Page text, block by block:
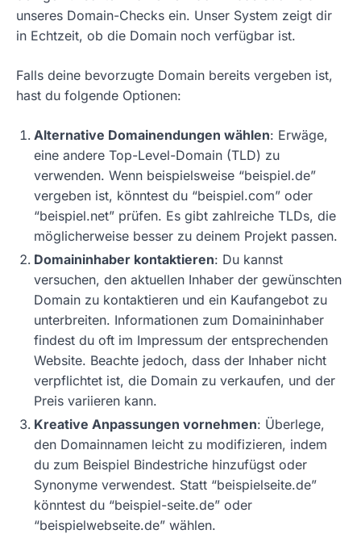
unseres Domain-Checks ein. Unser System zeigt dir
in Echtzeit, ob die Domain noch verfügbar ist.
Falls deine bevorzugte Domain bereits vergeben ist,
hast du folgende Optionen:
Alternative Domainendungen wählen: Erwäge,
eine andere Top-Level-Domain (TLD) zu
verwenden. Wenn beispielsweise “beispiel.de”
vergeben ist, könntest du “beispiel.com” oder
“beispiel.net” prüfen. Es gibt zahlreiche TLDs, die
möglicherweise besser zu deinem Projekt passen.
Domaininhaber kontaktieren: Du kannst
versuchen, den aktuellen Inhaber der gewünschten
Domain zu kontaktieren und ein Kaufangebot zu
unterbreiten. Informationen zum Domaininhaber
findest du oft im Impressum der entsprechenden
Website. Beachte jedoch, dass der Inhaber nicht
verpflichtet ist, die Domain zu verkaufen, und der
Preis variieren kann.
Kreative Anpassungen vornehmen: Überlege,
den Domainnamen leicht zu modifizieren, indem
du zum Beispiel Bindestriche hinzufügst oder
Synonyme verwendest. Statt “beispielseite.de”
könntest du “beispiel-seite.de” oder
“beispielwebseite.de” wählen.